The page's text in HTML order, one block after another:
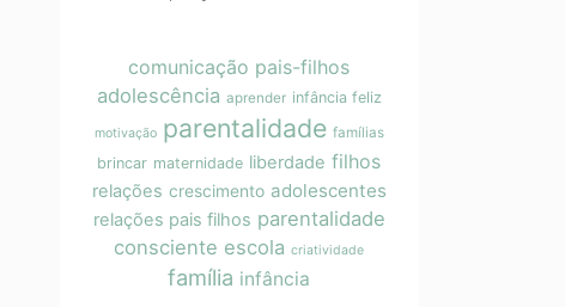
comunicação pais-filhos
adolescência aprender infância feliz
motivação parentalidade famílias
brincar maternidade liberdade filhos
relações crescimento adolescentes
relações pais filhos parentalidade
consciente escola criatividade
família infância